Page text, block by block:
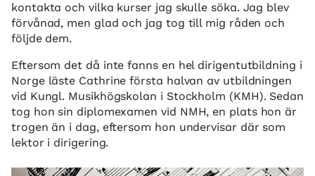
kontakta och vilka kurser jag skulle söka. Jag blev
förvånad, men glad och jag tog till mig råden och
följde dem.
Eftersom det då inte fanns en hel dirigentutbildning i
Norge läste Cathrine första halvan av utbildningen
vid Kungl. Musikhögskolan i Stockholm (KMH). Sedan
tog hon sin diplomexamen vid NMH, en plats hon är
trogen än i dag, eftersom hon undervisar där som
lektor i dirigering.